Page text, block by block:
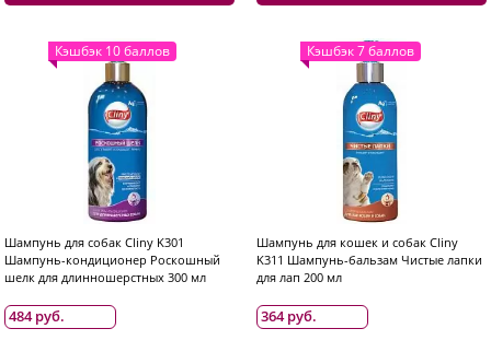
Кэшбэк 10 баллов
Шампунь для собак Cliny K301
Шампунь-кондиционер Роскошный
шелк для длинношерстных 300 мл
484 руб.
Кэшбэк 7 баллов
Шампунь для кошек и собак Cliny
K311 Шампунь-бальзам Чистые лапки
для лап 200 мл
364 руб.